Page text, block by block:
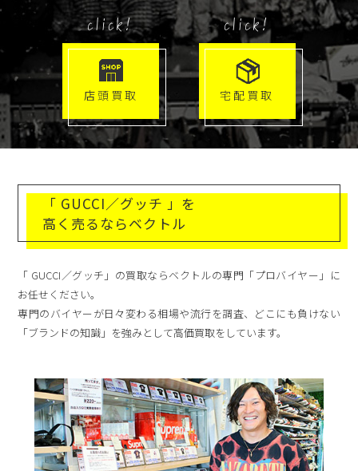
click!
店頭買取
click!
宅配買取
「 GUCCI／グッチ 」を
高く売るならベクトル
「 GUCCI／グッチ」の買取ならベクトルの専門「プロバイヤー」に
お任せください。
専門のバイヤーが日々変わる相場や流行を調査、どこにも負けない
「ブランドの知識」を強みとして高価買取をしています。